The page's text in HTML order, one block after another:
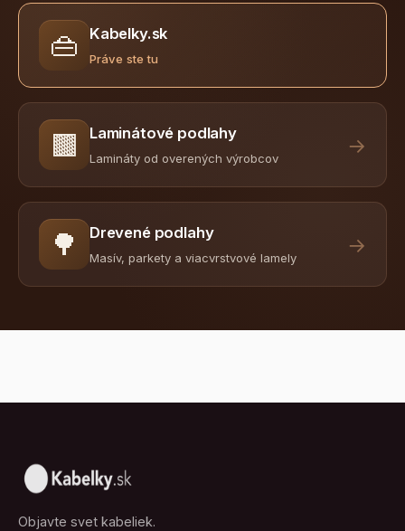
👜 Kabelky.sk
Práve ste tu
🟫 Laminátové podlahy
Lamináty od overených výrobcov
→
🌳 Drevené podlahy
Masív, parkety a viacvrstvové lamely
→
Objavte svet kabeliek.